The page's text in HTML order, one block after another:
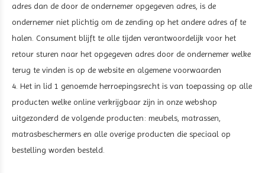
adres dan de door de ondernemer opgegeven adres, is de
ondernemer niet plichtig om de zending op het andere adres af te
halen. Consument blijft te alle tijden verantwoordelijk voor het
retour sturen naar het opgegeven adres door de ondernemer welke
terug te vinden is op de website en algemene voorwaarden
4. Het in lid 1 genoemde herroepingsrecht is van toepassing op alle
producten welke online verkrijgbaar zijn in onze webshop
uitgezonderd de volgende producten: meubels, matrassen,
matrasbeschermers en alle overige producten die speciaal op
bestelling worden besteld.